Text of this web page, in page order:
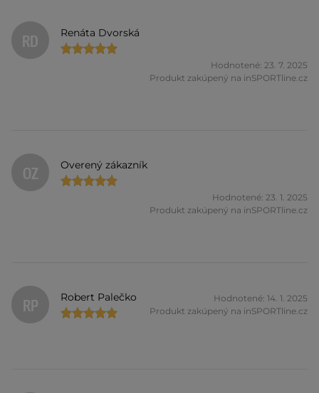
RD Renáta Dvorská
Hodnotené: 23. 7. 2025
Produkt zakúpený na inSPORTline.cz
OZ Overený zákazník
Hodnotené: 23. 1. 2025
Produkt zakúpený na inSPORTline.cz
RP Robert Palečko
Hodnotené: 14. 1. 2025
Produkt zakúpený na inSPORTline.cz